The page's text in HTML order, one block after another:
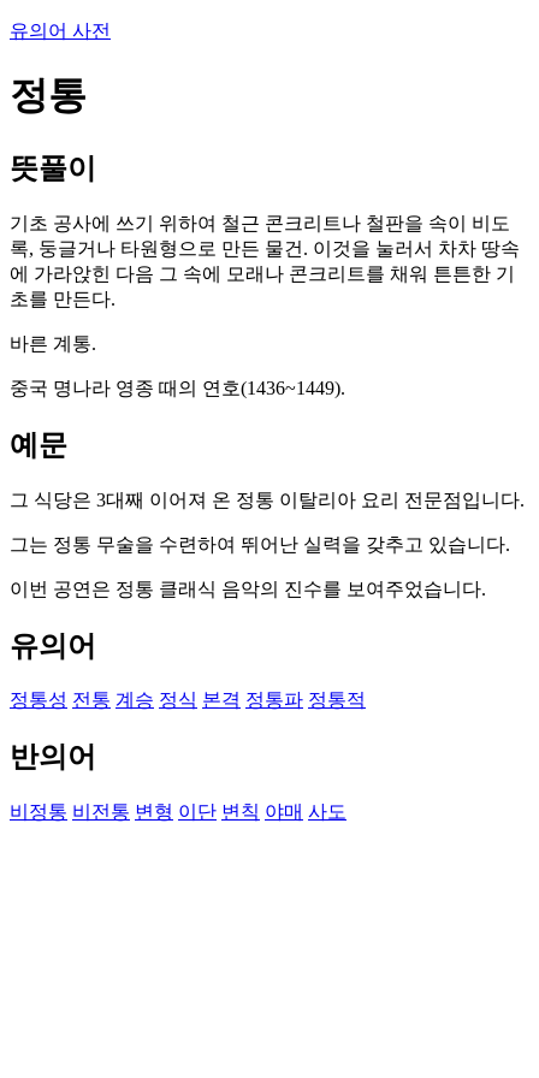
유의어 사전
정통
뜻풀이
기초 공사에 쓰기 위하여 철근 콘크리트나 철판을 속이 비도
록, 둥글거나 타원형으로 만든 물건. 이것을 눌러서 차차 땅속
에 가라앉힌 다음 그 속에 모래나 콘크리트를 채워 튼튼한 기
초를 만든다.
바른 계통.
중국 명나라 영종 때의 연호(1436~1449).
예문
그 식당은 3대째 이어져 온 정통 이탈리아 요리 전문점입니다.
그는 정통 무술을 수련하여 뛰어난 실력을 갖추고 있습니다.
이번 공연은 정통 클래식 음악의 진수를 보여주었습니다.
유의어
정통성 전통 계승 정식 본격 정통파 정통적
반의어
비정통 비전통 변형 이단 변칙 야매 사도